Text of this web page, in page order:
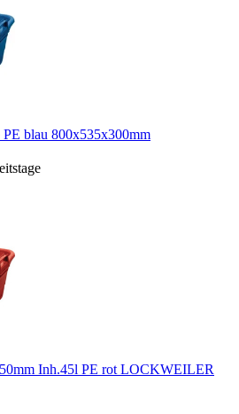
blau 800x535x300mm
Inh.45l PE rot LOCKWEILER